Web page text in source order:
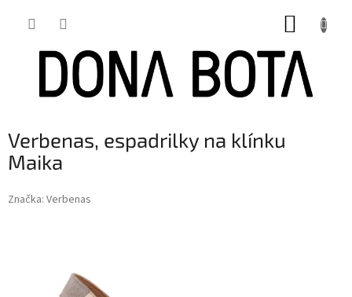
Verbenas, espadrilky na klínku
Maika
Značka: Verbenas